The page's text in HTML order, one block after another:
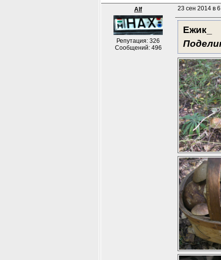
Alf
Репутация: 326
Сообщений: 496
23 сен 2014 в
Ежик_